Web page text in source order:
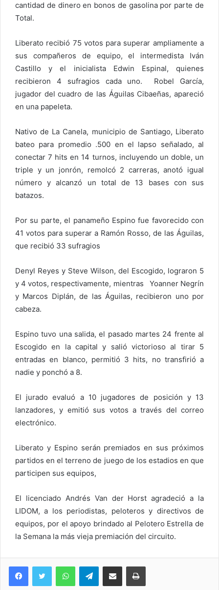
cantidad de dinero en bonos de gasolina por parte de
Total.
Liberato recibió 75 votos para superar ampliamente a
sus compañeros de equipo, el intermedista Iván
Castillo y el inicialista Edwin Espinal, quienes
recibieron 4 sufragios cada uno. Robel García,
jugador del cuadro de las Águilas Cibaeñas, apareció
en una papeleta.
Nativo de La Canela, municipio de Santiago, Liberato
bateo para promedio .500 en el lapso señalado, al
conectar 7 hits en 14 turnos, incluyendo un doble, un
triple y un jonrón, remolcó 2 carreras, anotó igual
número y alcanzó un total de 13 bases con sus
batazos.
Por su parte, el panameño Espino fue favorecido con
41 votos para superar a Ramón Rosso, de las Águilas,
que recibió 33 sufragios
Denyl Reyes y Steve Wilson, del Escogido, lograron 5
y 4 votos, respectivamente, mientras Yoanner Negrín
y Marcos Diplán, de las Águilas, recibieron uno por
cabeza.
Espino tuvo una salida, el pasado martes 24 frente al
Escogido en la capital y salió victorioso al tirar 5
entradas en blanco, permitió 3 hits, no transfirió a
nadie y ponchó a 8.
El jurado evaluó a 10 jugadores de posición y 13
lanzadores, y emitió sus votos a través del correo
electrónico.
Liberato y Espino serán premiados en sus próximos
partidos en el terreno de juego de los estadios en que
participen sus equipos,
El licenciado Andrés Van der Horst agradeció a la
LIDOM, a los periodistas, peloteros y directivos de
equipos, por el apoyo brindado al Pelotero Estrella de
la Semana la más vieja premiación del circuito.
WhatsAppTelegramCompartir via Email Imprimi